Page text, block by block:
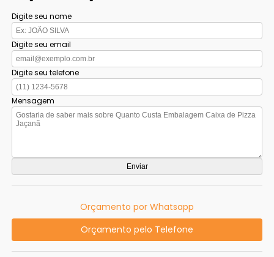
Digite seu nome
Digite seu email
Digite seu telefone
Mensagem
Orçamento por Whatsapp
Orçamento pelo Telefone